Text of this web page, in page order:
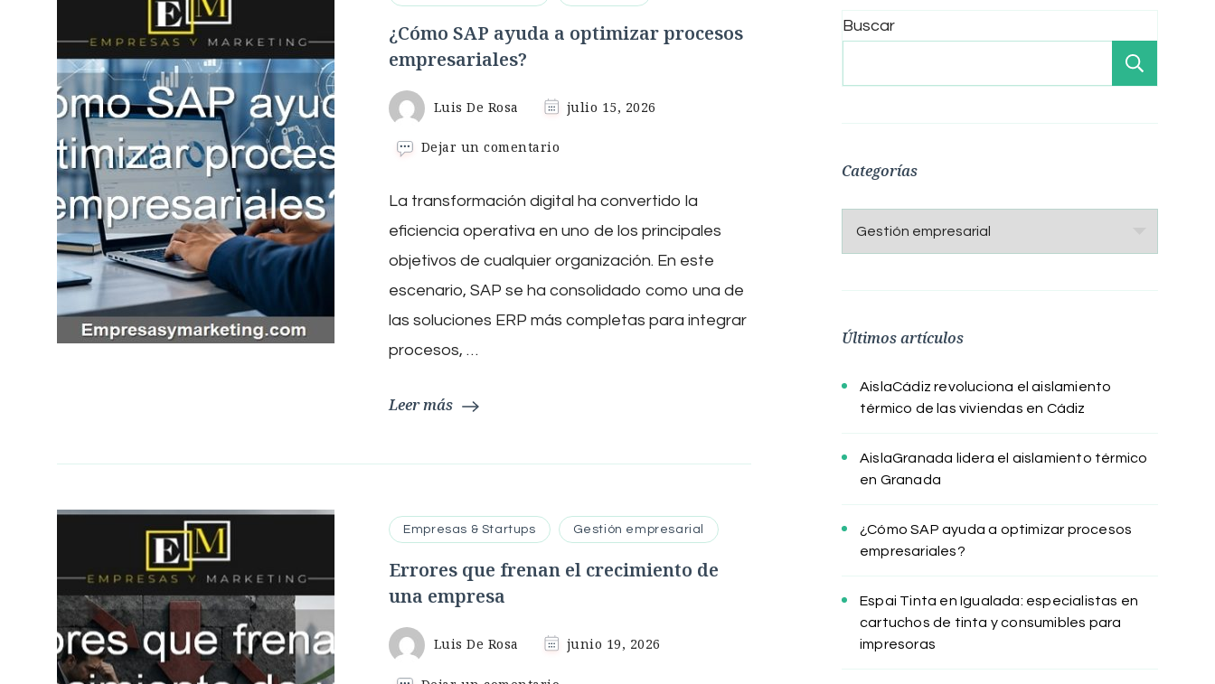
¿Cómo SAP ayuda a optimizar procesos
empresariales?
Luis De Rosa julio 15, 2026
Dejar un comentario
ayuda
optimizar
procesos
La transformación digital ha convertido la
eficiencia operativa en uno de los principales
objetivos de cualquier organización. En este
escenario, SAP se ha consolidado como una de
las soluciones ERP más completas para integrar
procesos, …
Leer más
Empresas & Startups Gestión empresarial
Errores que frenan el crecimiento de
una empresa
Luis De Rosa junio 19, 2026
Buscar
Categorías
Categorías
Últimos artículos
AislaCádiz revoluciona el aislamiento
térmico de las viviendas en Cádiz
AislaGranada lidera el aislamiento térmico
en Granada
¿Cómo SAP ayuda a optimizar procesos
empresariales?
Espai Tinta en Igualada: especialistas en
cartuchos de tinta y consumibles para
impresoras